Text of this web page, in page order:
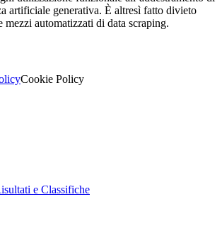
artificiale generativa. È altresì fatto divieto
mezzi automatizzati di data scraping.
Cookie Policy
e Classifiche